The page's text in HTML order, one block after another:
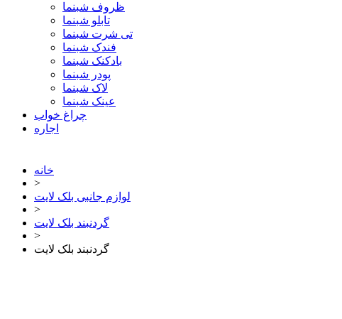
ظروف شبنما
تابلو شبنما
تی شرت شبنما
فندک شبنما
بادکنک شبنما
پودر شبنما
لاک شبنما
عینک شبنما
چراغ خواب
اجاره
خانه
>
لوازم جانبی بلک لایت
>
گردنبند بلک لایت
>
گردنبند بلک لایت